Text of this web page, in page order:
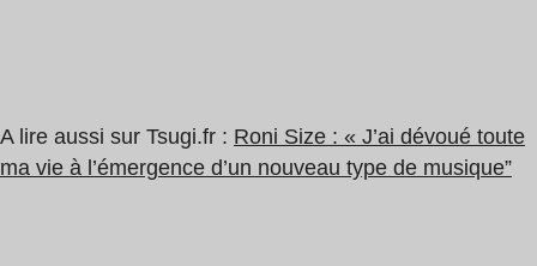
A lire aussi sur Tsugi.fr : Roni Size : « J’ai dévoué toute
ma vie à l’émergence d’un nouveau type de musique”